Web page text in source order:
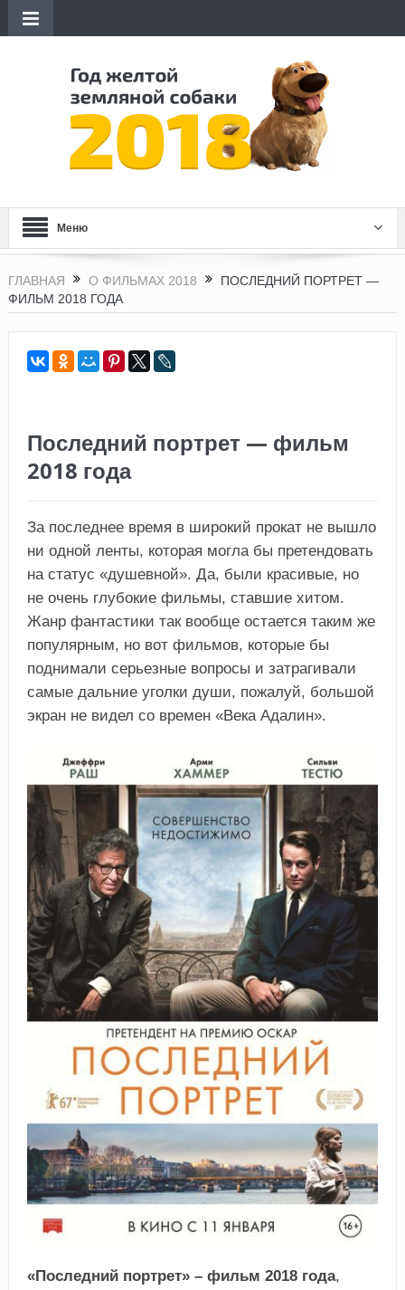
Меню
ГЛАВНАЯ О ФИЛЬМАХ 2018
ПОСЛЕДНИЙ ПОРТРЕТ —
ФИЛЬМ 2018 ГОДА
Последний портрет — фильм
2018 года
За последнее время в широкий прокат не вышло
ни одной ленты, которая могла бы претендовать
на статус «душевной». Да, были красивые, но
не очень глубокие фильмы, ставшие хитом.
Жанр фантастики так вообще остается таким же
популярным, но вот фильмов, которые бы
поднимали серьезные вопросы и затрагивали
самые дальние уголки души, пожалуй, большой
экран не видел со времен «Века Адалин».
«Последний портрет» – фильм 2018 года,